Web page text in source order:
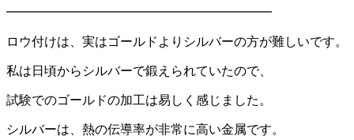
━━━━━━━━━━━━━━━━━━━━━
ロウ付けは、実はゴールドよりシルバーの方が難しいです。
私は日頃からシルバーで鍛えられていたので、
試験でのゴールドの加工は易しく感じました。
シルバーは、熱の伝導率が非常に高い金属です。